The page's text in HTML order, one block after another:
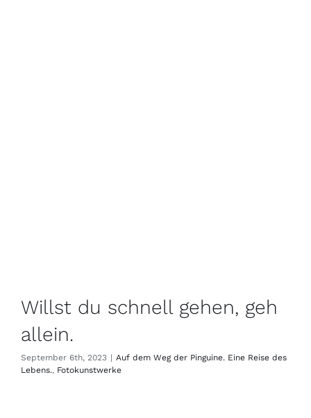
Willst du schnell gehen, geh
allein.
September 6th, 2023 | Auf dem Weg der Pinguine. Eine Reise des
Lebens., Fotokunstwerke